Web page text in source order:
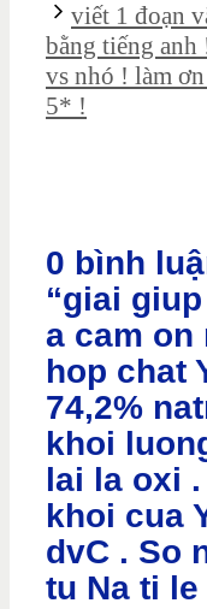
viết 1 đoạn
bằng tiếng
vs nhó ! làm
5* !
0 bình
“giai
a cam on
hop chat
74,2%
khoi
lai la oxi
khoi cua
dvC . So
tu Na ti le